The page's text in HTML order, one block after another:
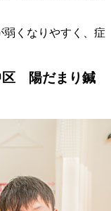
くなりやすく、症
区 陽だまり鍼